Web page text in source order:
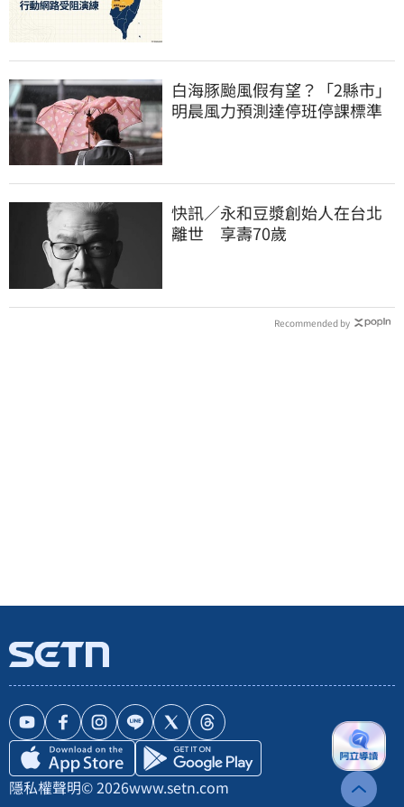
白海豚颱風假有望？「2縣市」
明晨風力預測達停班停課標準
快訊／永和豆漿創始人在台北
離世 享壽70歲
Recommended by
隱私權聲明© 2026www.setn.com